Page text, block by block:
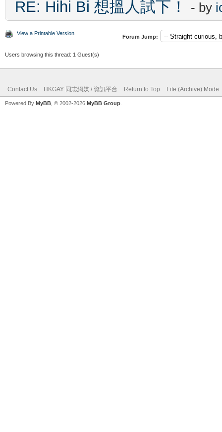
RE: Hihi Bi 想搵人試下！ - by
View a Printable Version
Forum Jump:
Users browsing this thread: 1 Guest(s)
Contact Us HKGAY 同志網媒 / 資訊平台 Return to Top Lite (Archive) Mode
Powered By MyBB , © 2002-2026 MyBB Group